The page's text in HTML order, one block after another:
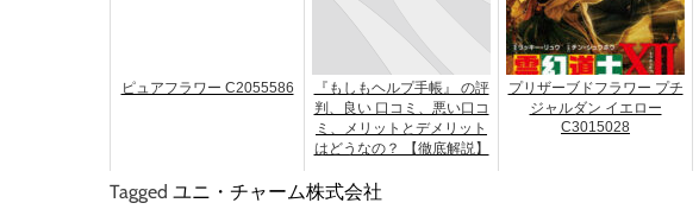
ピュアフラワー C2055586
『もしもヘルプ手帳』 の評
判、良い 口コミ、悪い口コ
ミ、メリットとデメリット
はどうなの？ 【徹底解説】
プリザーブドフラワー プチ
ジャルダン イエロー
C3015028
Tagged ユニ・チャーム株式会社